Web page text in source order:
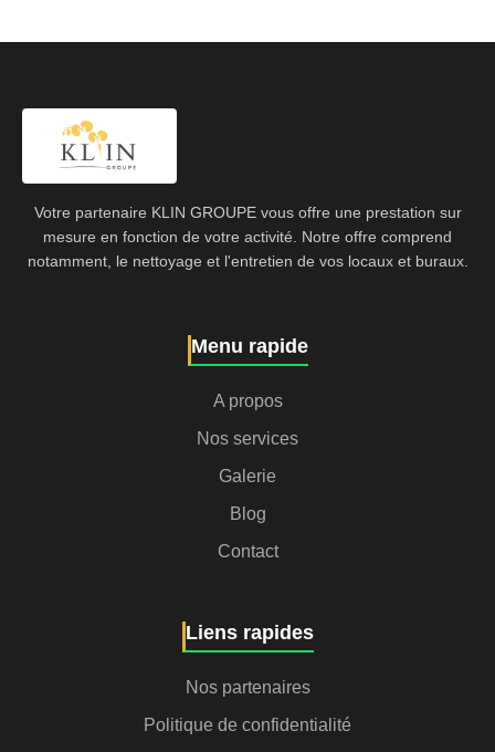
Votre partenaire KLIN GROUPE vous offre une prestation sur
mesure en fonction de votre activité. Notre offre comprend
notamment, le nettoyage et l'entretien de vos locaux et buraux.
Menu rapide
A propos
Nos services
Galerie
Blog
Contact
Liens rapides
Nos partenaires
Politique de confidentialité